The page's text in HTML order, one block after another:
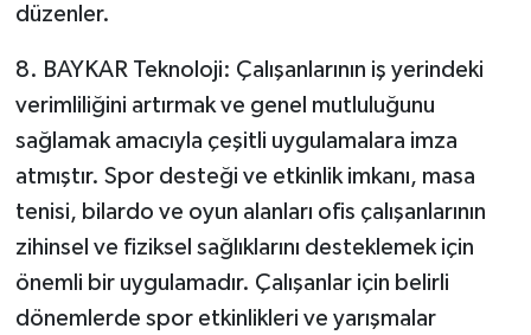
düzenler.
8. BAYKAR Teknoloji: Çalışanlarının iş yerindeki
verimliliğini artırmak ve genel mutluluğunu
sağlamak amacıyla çeşitli uygulamalara imza
atmıştır. Spor desteği ve etkinlik imkanı, masa
tenisi, bilardo ve oyun alanları ofis çalışanlarının
zihinsel ve fiziksel sağlıklarını desteklemek için
önemli bir uygulamadır. Çalışanlar için belirli
dönemlerde spor etkinlikleri ve yarışmalar